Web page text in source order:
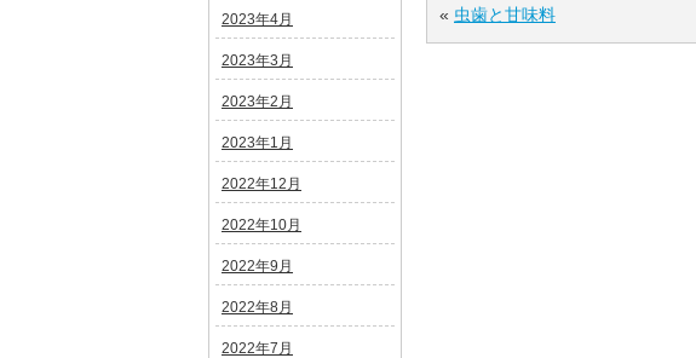
2023年4月
2023年3月
2023年2月
2023年1月
2022年12月
2022年10月
2022年9月
2022年8月
2022年7月
« 虫歯と甘味料